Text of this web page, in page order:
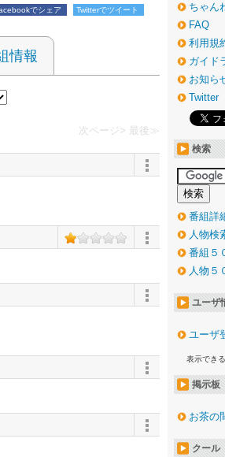
でシェア Twitterでツイート
情報
次ページ> 最後≫
ちゃん
FAQ
利用規
ガイド
お知ら
Twitter
検索
番組詳
人物検
番組５
人物５
ユーザ
ユーザ
表示でき
掲示板
お茶の
クール